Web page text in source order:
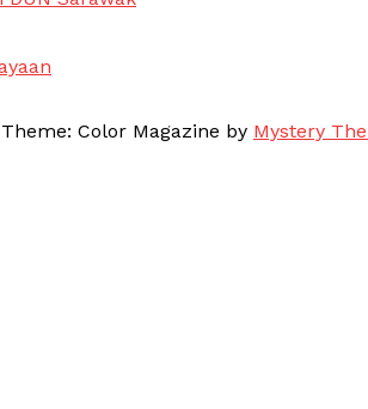
Theme: Color Magazine by Mystery